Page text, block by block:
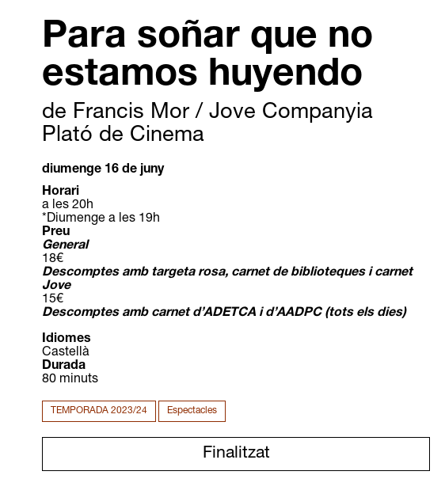
Para soñar que no
estamos huyendo
de Francis Mor / Jove Companyia
Plató de Cinema
diumenge 16 de juny
Horari
a les 20h
*Diumenge a les 19h
Preu
General
18€
Descomptes amb targeta rosa, carnet de biblioteques i carnet
Jove
15€
Descomptes amb carnet d’ADETCA i d’AADPC (tots els dies)
Idiomes
Castellà
Durada
80 minuts
TEMPORADA 2023/24 Espectacles
Finalitzat